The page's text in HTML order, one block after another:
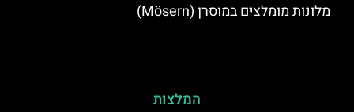
מלונות מומלצים במוסרן (Mösern)
המלצות